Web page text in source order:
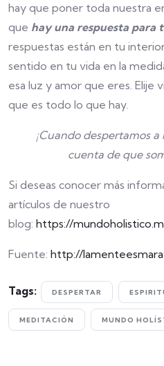
hay que poner toda nuestra
que hay una respuesta para
respuestas están en tu
sentido en tu vida en la
esa luz y amor que eres. Elije
que es todo lo que hay.
¡Cuando despertamos
cuenta de que
Si deseas conocer más
artículos de nuestro
blog: https://
Fuente: http://
Tags: DESPERTAR
MEDITACIÓN MUNDO